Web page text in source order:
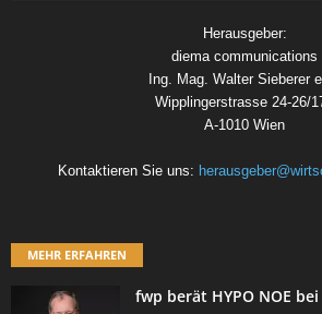
Herausgeber:
diema communications
Ing. Mag. Walter Sieberer
Wipplingerstrasse 24-26/
A-1010 Wien
Kontaktieren Sie uns:
MEHR ERFAHREN
fwp berät HYPO NOE